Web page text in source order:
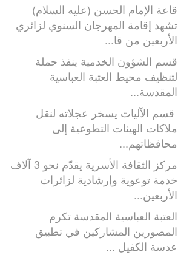
قاعة الإمام الحسن (عليه السلام)
تشهد إقامة المهرجان السنوي لزائري
الأربعين من قا...
قسم الشؤون الخدمية ينفذ حملة
لتنظيف محيط العتبة العباسية
المقدسة...
قسم الآليات يسخر عجلاته لنقل
ملاكات الهيئات التطوعية إلى
محافظاتهم...
مركز الثقافة الأسرية يقدّم نحو 3 آلاف
خدمة توعوية وإرشادية لزائرات
الأربعين...
العتبة العباسية المقدسة تكرم
المصورين المشاركين في تطبيق
عدسة الكفيل ...